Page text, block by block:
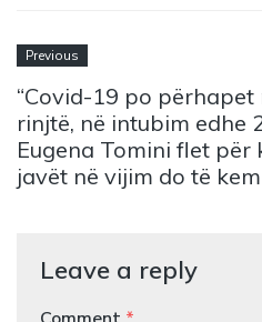
Previous
“Covid-19 po
rinjtë, në intubim edhe
Eugena Tomini flet për
javët në vijim do të
Leave a reply